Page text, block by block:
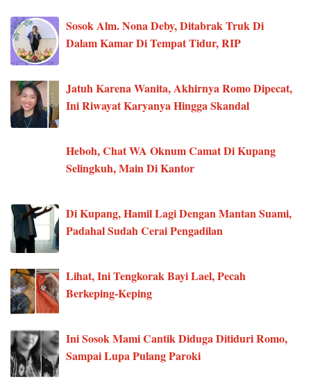
Sosok Alm. Nona Deby, Ditabrak Truk Di
Dalam Kamar Di Tempat Tidur, RIP
Jatuh Karena Wanita, Akhirnya Romo Dipecat,
Ini Riwayat Karyanya Hingga Skandal
Heboh, Chat WA Oknum Camat Di Kupang
Selingkuh, Main Di Kantor
Di Kupang, Hamil Lagi Dengan Mantan Suami,
Padahal Sudah Cerai Pengadilan
Lihat, Ini Tengkorak Bayi Lael, Pecah
Berkeping-Keping
Ini Sosok Mami Cantik Diduga Ditiduri Romo,
Sampai Lupa Pulang Paroki